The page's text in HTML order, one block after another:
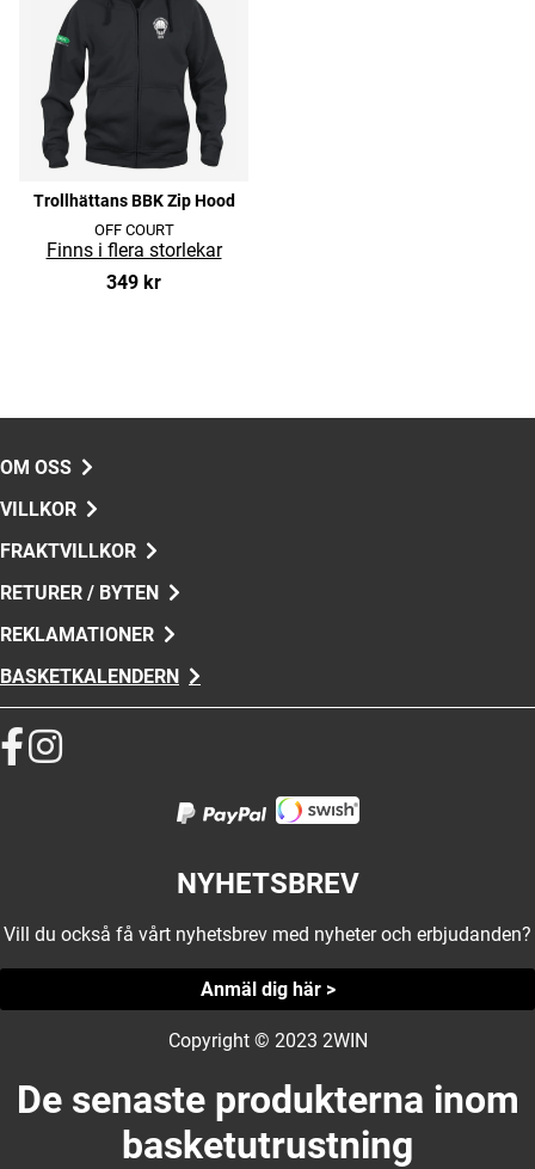
Trollhättans BBK Zip Hood
OFF COURT
349 kr
OM OSS
VILLKOR
FRAKTVILLKOR
RETURER / BYTEN
REKLAMATIONER
BASKETKALENDERN
NYHETSBREV
Vill du också få vårt nyhetsbrev med nyheter och erbjudanden?
Anmäl dig här >
Copyright © 2023 2WIN
De senaste produkterna inom
basketutrustning